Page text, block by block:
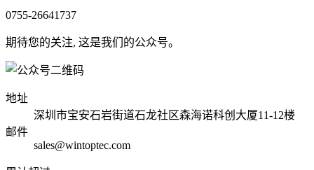
0755-26641737
期待您的关注, 这是我们的公众号。
地址
深圳市宝安石岩街道石龙社区森海诺科创大厦11-12楼
邮件
sales@wintoptec.com